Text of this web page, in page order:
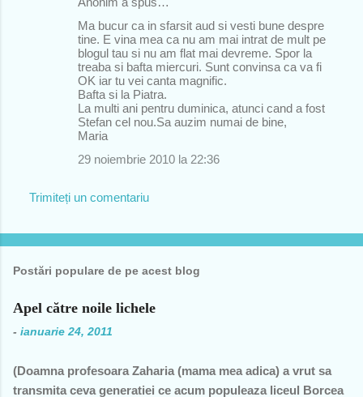
Ma bucur ca in sfarsit aud si vesti bune despre
tine. E vina mea ca nu am mai intrat de mult pe
blogul tau si nu am flat mai devreme. Spor la
treaba si bafta miercuri. Sunt convinsa ca va fi
OK iar tu vei canta magnific.
Bafta si la Piatra.
La multi ani pentru duminica, atunci cand a fost
Stefan cel nou.Sa auzim numai de bine,
Maria
29 noiembrie 2010 la 22:36
Trimiteți un comentariu
Postări populare de pe acest blog
Apel către noile lichele
- ianuarie 24, 2011
(Doamna profesoara Zaharia (mama mea adica) a vrut sa
transmita ceva generatiei ce acum populeaza liceul Borcea